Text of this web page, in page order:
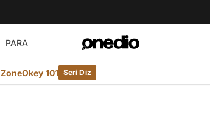
PARA
ZoneOkey 101 Seri Diz